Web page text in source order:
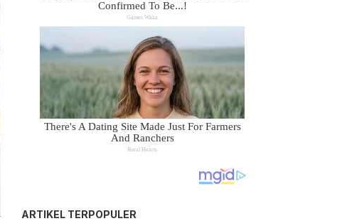
ARTIKEL TERPOPULER